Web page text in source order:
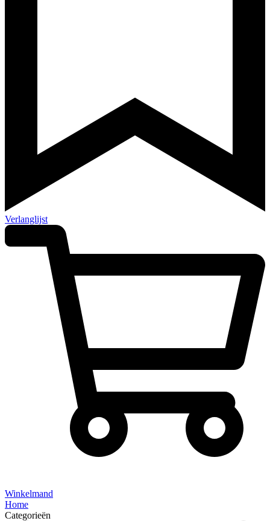
Verlanglijst
Winkelmand
Home
Categorieën